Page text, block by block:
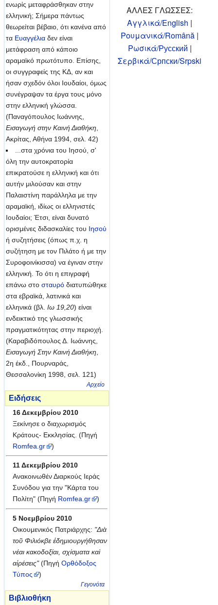
ενωρίς μεταφράσθηκαν στην
ελληνική; Σήμερα πάντως
θεωρείται βέβαιο, ότι κανένα από
τα Ευαγγέλια δεν είναι
μετάφραση από κάποιο
αραμαϊκό πρωτότυπο. Επίσης,
οι συγγραφείς της ΚΔ, αν και
ήσαν σχεδόν όλοι Ιουδαίοι, όμως
συνέγραψαν τα έργα τους μόνο
στην ελληνική γλώσσα.
(Παναγόπουλος Ιωάννης,
Εισαγωγή στην Καινή Διαθήκη
Ακρίτας, Αθήνα 1994, σελ. 42)
...στα χρόνια του Ιησού, σ'
όλη την αυτοκρατορία
επικρατούσε η ελληνική και ότι
αυτήν μιλούσαν και στην
Παλαιστίνη παράλληλα με την
αραμαϊκή, ιδίως οι ελληνιστές
Ιουδαίοι; Έτσι, είναι δυνατό
ορισμένες διδασκαλίες του Ιησού
ή συζητήσεις (όπως π.χ. η
συζήτηση με τον Πιλάτο ή με την
Συροφοινίκισσα) να έγιναν στην
ελληνική. Το ότι η επιγραφή
επάνω στο σταυρό διατυπώθηκε
στα εβραϊκά, λατινικά και
ελληνικά (βλ. Ιω 19,20) είναι
ενδεικτικό της γλωσσικής
πραγματικότητας στην περιοχή.
(Καραβιδόπουλος Δ. Ιωάννης,
Εισαγωγή Στην Καινή Διαθήκη
2η έκδ., Πουρναράς,
Θεσσαλονίκη 1998, σελ. 121)
Αρχείο
Ειδήσεις
16 Δεκεμβρίου 2010
Ξεκίνησε ο διαχωρισμός
Κράτους- Εκκλησίας. (Πηγή
Romfea.gr
)
11 Δεκεμβρίου 2010
Ανακοινωθέν Διαρκούς Ιεράς
Συνόδου για την "Κάρτα του
Πολίτη" (Πηγή Romfea.gr )
5 Νοεμβρίου 2010
Οικουμενικός Πατριάρχης: "Διὰ
τοῦ Φιλιόκβε ἐδημιουργήθησαν
νέαι κακοδοξίαι, σχίσματα καὶ
αἱρέσεις"(ΠηγήΟρθόδοξος
Τύπος
)
Γεγονότα
Βιβλιοθήκη
ΑΛΛΕΣ ΓΛΩΣΣΕΣ:
Αγγλικά/English |
Ρουμανικά/Română |
Ρωσικά/Русский |
Σερβικά/Српски/Srpski